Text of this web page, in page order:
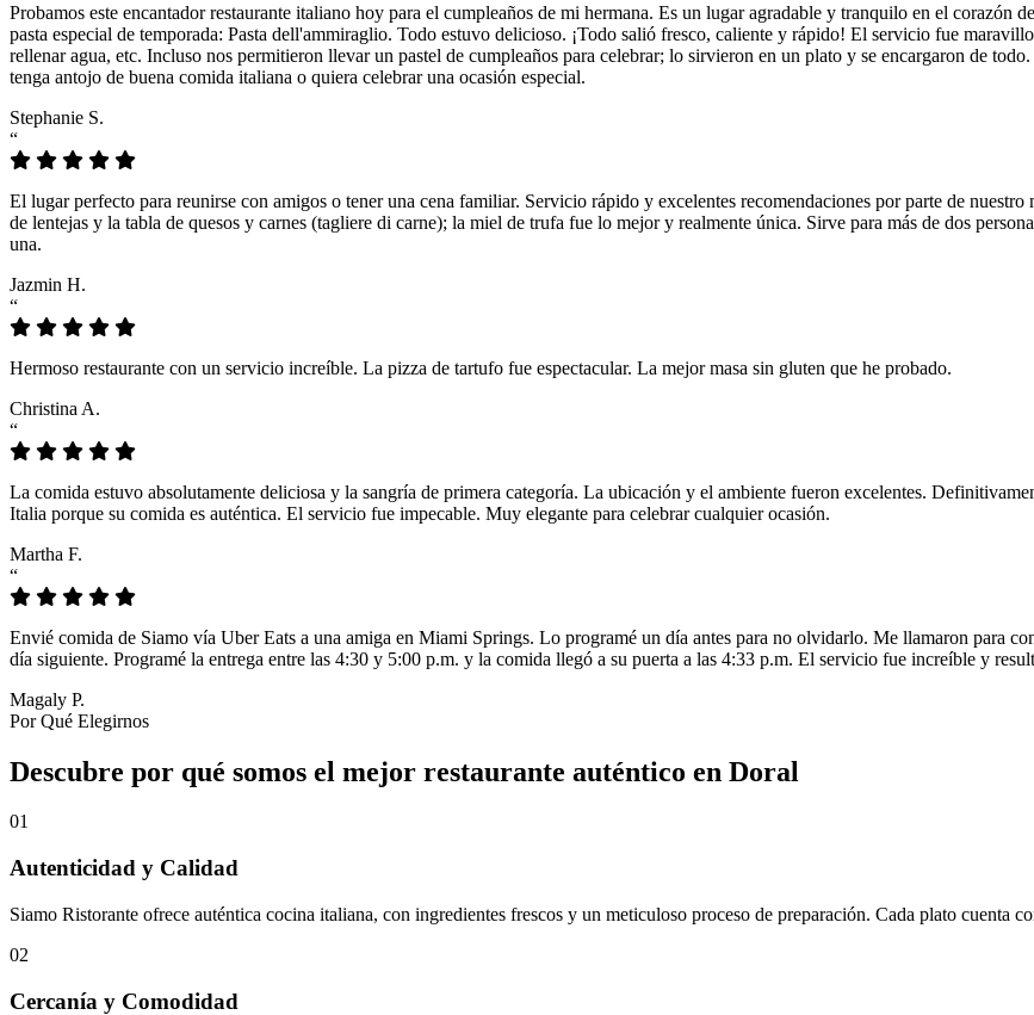
Probamos este encantador restaurante italiano hoy para el cumpleaños de mi hermana. Es un lugar agradable y tranquilo en el corazón
pasta especial de temporada: Pasta dell'ammiraglio. Todo estuvo delicioso. ¡Todo salió fresco, caliente y rápido! El servicio fue
rellenar agua, etc. Incluso nos permitieron llevar un pastel de cumpleaños para celebrar; lo sirvieron en un plato y se encargaron de
tenga antojo de buena comida italiana o quiera celebrar una ocasión especial.
Stephanie S.
“
El lugar perfecto para reunirse con amigos o tener una cena familiar. Servicio rápido y excelentes recomendaciones por parte de
de lentejas y la tabla de quesos y carnes (tagliere di carne); la miel de trufa fue lo mejor y realmente única. Sirve para más de dos
una.
Jazmin H.
“
Hermoso restaurante con un servicio increíble. La pizza de tartufo fue espectacular. La mejor masa sin gluten que he probado.
Christina A.
“
La comida estuvo absolutamente deliciosa y la sangría de primera categoría. La ubicación y el ambiente fueron excelentes.
Italia porque su comida es auténtica. El servicio fue impecable. Muy elegante para celebrar cualquier ocasión.
Martha F.
“
Envié comida de Siamo vía Uber Eats a una amiga en Miami Springs. Lo programé un día antes para no olvidarlo. Me llamaron para
día siguiente. Programé la entrega entre las 4:30 y 5:00 p.m. y la comida llegó a su puerta a las 4:33 p.m. El servicio fue increíble y
Magaly P.
Por Qué Elegirnos
Descubre por qué somos el mejor restaurante auténtico en Doral
01
Autenticidad y Calidad
Siamo Ristorante ofrece auténtica cocina italiana, con ingredientes frescos y un meticuloso proceso de preparación. Cada plato cuenta
02
Cercanía y Comodidad